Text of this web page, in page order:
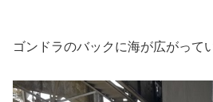
ゴンドラのバックに海が広がって